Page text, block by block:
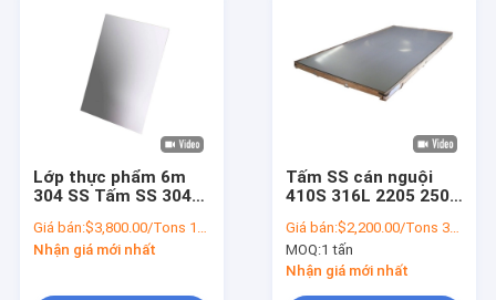
Lớp thực phẩm 6m
304 SS Tấm SS 304
hoàn thiện
Giá bán:$3,800.00/Tons 1-2 Tons
Nhận giá mới nhất
Tấm SS cán nguội
410S 316L 2205 2507
dày 4mm
Giá bán:$2,200.00/Tons 3-24 Tons
MOQ:1 tấn
Nhận giá mới nhất